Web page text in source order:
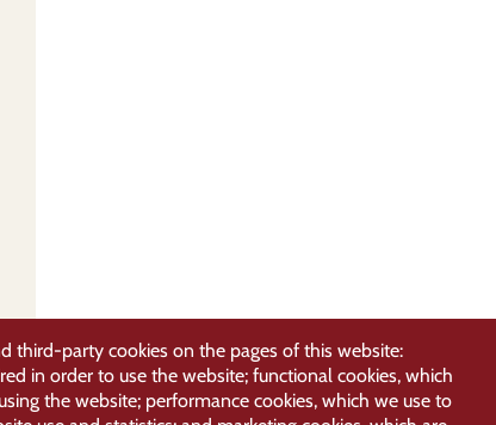
third-party cookies on the pages of this website:
in order to use the website; functional cookies, which
the website; performance cookies, which we use to